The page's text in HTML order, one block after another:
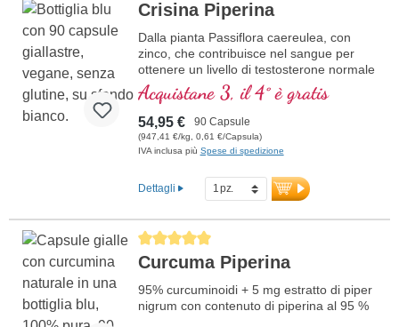
Crisina Piperina
Dalla pianta Passiflora caereulea, con
zinco, che contribuisce nel sangue per
ottenere un livello di testosterone normale
e con Piperina
Acquistane 3, il 4° è gratis
54,95 € 90 Capsule
(947,41 €/kg, 0,61 €/Capsula)
IVA inclusa più Spese di spedizione
Dettagli
Average rating of 5 out of 5 stars
Curcuma Piperina
95% curcuminoidi + 5 mg estratto di piper
nigrum con contenuto di piperina al 95 %